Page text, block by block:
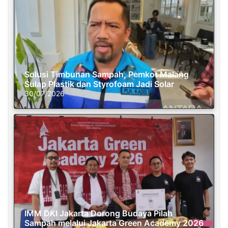
Solusi Timbunan Sampah, Pemkot Malang
Sulap Plastik dan Styrofoam Jadi Solar
30/07/2026
IMM DKI Jakarta Dorong Budaya Pilah
Sampah melalui Jakarta Green Academy 2026